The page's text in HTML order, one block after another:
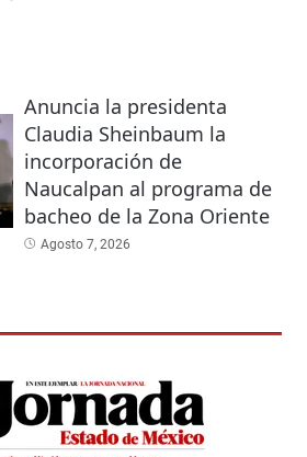
Anuncia la presidenta
Claudia Sheinbaum la
incorporación de
Naucalpan al programa de
bacheo de la Zona Oriente
Agosto 7, 2026